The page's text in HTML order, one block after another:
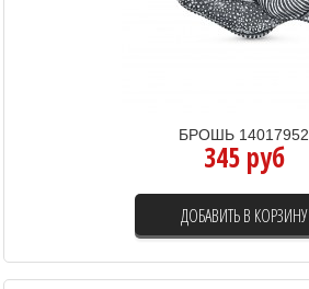
БРОШЬ 14017952
345 руб
ДОБАВИТЬ В КОРЗИНУ